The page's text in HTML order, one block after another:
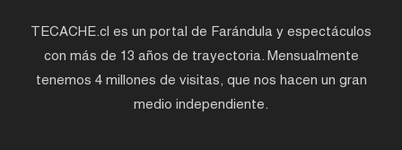
TECACHE.cl es un portal de Farándula y espectáculos
con más de 13 años de trayectoria. Mensualmente
tenemos 4 millones de visitas, que nos hacen un gran
medio independiente.